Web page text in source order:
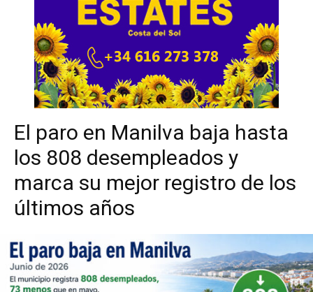
El paro en Manilva baja hasta
los 808 desempleados y
marca su mejor registro de los
últimos años